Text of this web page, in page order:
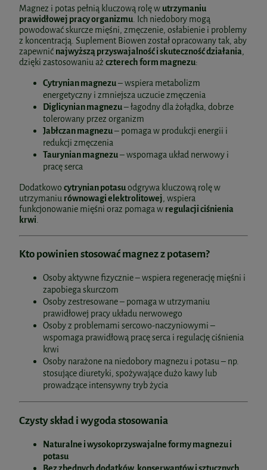
Magnez i potas pełnią kluczową rolę w utrzymaniu
prawidłowej pracy organizmu. Ich niedobory mogą
powodować skurcze mięśni, zmęczenie, osłabienie i problemy
z koncentracją. Suplement Biowen został opracowany tak, aby
zapewnić najwyższą przyswajalność i skuteczność działania,
dzięki zastosowaniu aż czterech form magnezu:
Cytrynian magnezu– wspiera metabolizm
energetyczny i zmniejsza uczucie zmęczenia
Diglicynian magnezu– łagodny dla żołądka, dobrze
tolerowany przez organizm
Jabłczan magnezu– pomaga w produkcji energii i
redukcji zmęczenia
Taurynian magnezu– wspomaga układ nerwowy i
pracę serca
Dodatkowo cytrynian potasuodgrywa kluczową rolę w
utrzymaniu równowagi elektrolitowej, wspiera
funkcjonowanie mięśni oraz pomaga w regulacji ciśnienia
krwi.
Kto powinien stosować magnez z potasem?
Osoby aktywne fizycznie – wspiera regenerację mięśni i
zapobiega skurczom
Osoby zestresowane – pomaga w utrzymaniu
prawidłowej pracy układu nerwowego
Osoby z problemami sercowo-naczyniowymi –
wspomaga prawidłową pracę serca i regulację ciśnienia
krwi
Osoby narażone na niedobory magnezu i potasu – np.
stosujące diuretyki, spożywające dużo kawy lub
prowadzące intensywny tryb życia
Czysty skład i wygoda stosowania
Naturalne i wysokoprzyswajalne formy magnezu i
potasu